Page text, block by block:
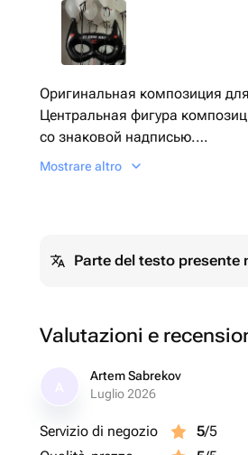
Оригинальная композиция
Центральная фигура
со знаковой надписью.
Также композицию дополняет
Mostrare altro
Parte del testo
Valutazioni e
Artem Sabrekov
Luglio 2026
Servizio di negozio 5/5